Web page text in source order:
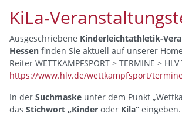
KiLa-
Ausgeschriebene Kinderleichtathletik-
Hessen finden Sie aktuell auf unserer
Reiter WETTKAMPFSPORT > TERMINE >
https://www.hlv.de/wettkampfsport/
In der Suchmaske unter dem Punkt
das Stichwort „Kinder oder Kila“ eingeben.